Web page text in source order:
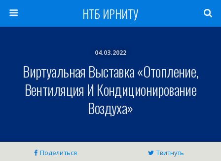
НТБ ИРНИТУ
04.03.2022
Виртуальная Выставка «Отопление,
Вентиляция И Кондиционирование
Воздуха»
Поделиться Твитнуть